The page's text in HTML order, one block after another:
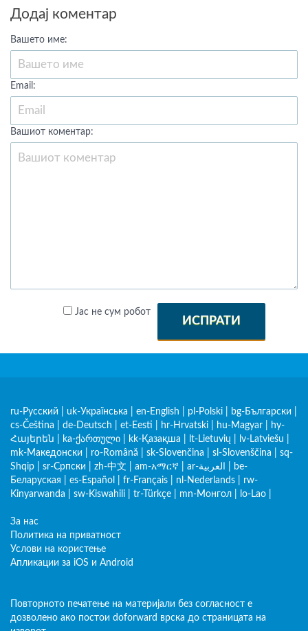
Додај коментар
Вашето име:
Email:
Вашиот коментар:
Јас не сум робот
ИСПРАТИ
ru-Русский uk-Українська en-English pl-Polski bg-Български
cs-Čeština
de-Deutsch et-Eesti hr-Hrvatski hu-Magyar
hy-
Հայերեն
ka-ქართული kk-Қазақша lt-Lietuvių lv-Latviešu
mk-Македонски
ro-Română sk-Slovenčina sl-Slovenščina
sq-
Shqip
sr-Српски zh-中文 am-አማርኛ ar-العربية
be-
Беларуская
es-Español fr-Français nl-Nederlands
rw-
Kinyarwanda
sw-Kiswahili tr-Türkçe mn-Монгол lo-Lao
За нас
Политика на приватност
Услови на користење
Апликации за iOS и Android
Повторното печатење на материјали без согласност е
дозволено ако постои doforward врска до страницата на